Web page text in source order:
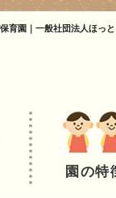
育園｜一般社団法人ほっ
園の特